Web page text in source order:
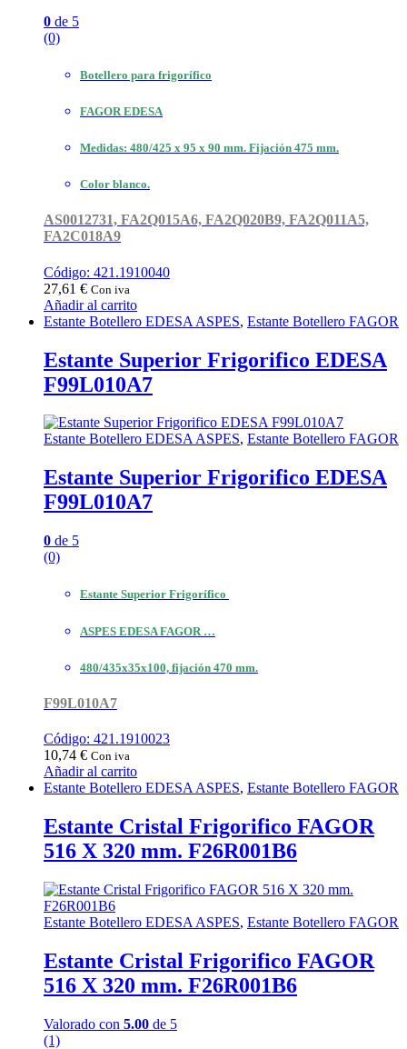
0 de 5
(0)
Botellero para frigorífico
FAGOR EDESA
Medidas: 480/425 x 95 x 90 mm. Fijación 475 mm.
Color blanco.
AS0012731, FA2Q015A6, FA2Q020B9, FA2Q011A5,
FA2C018A9
Código: 421.1910040
27,61 € Con iva
Añadir al carrito
Estante Botellero EDESA ASPES, Estante Botellero FAGOR
Estante Superior Frigorifico EDESA
F99L010A7
Estante Botellero EDESA ASPES, Estante Botellero FAGOR
Estante Superior Frigorifico EDESA
F99L010A7
0 de 5
(0)
Estante Superior Frigorífico
ASPES EDESA FAGOR …
480/435x35x100, fijación 470 mm.
F99L010A7
Código: 421.1910023
10,74 € Con iva
Añadir al carrito
Estante Botellero EDESA ASPES, Estante Botellero FAGOR
Estante Cristal Frigorifico FAGOR
516 X 320 mm. F26R001B6
Estante Botellero EDESA ASPES, Estante Botellero FAGOR
Estante Cristal Frigorifico FAGOR
516 X 320 mm. F26R001B6
Valorado con 5.00 de 5
(1)